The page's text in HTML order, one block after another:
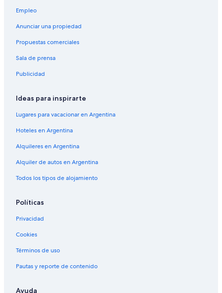
Empleo
Anunciar una propiedad
Propuestas comerciales
Sala de prensa
Publicidad
Ideas para inspirarte
Lugares para vacacionar en Argentina
Hoteles en Argentina
Alquileres en Argentina
Alquiler de autos en Argentina
Todos los tipos de alojamiento
Políticas
Privacidad
Cookies
Términos de uso
Pautas y reporte de contenido
Ayuda